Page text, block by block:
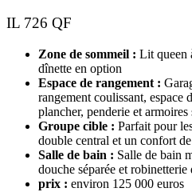
IL 726 QF
Zone de sommeil : Lit queen
dînette en option
Espace de rangement :
rangement coulissant, espace
plancher, penderie et armoires
Groupe cible : Parfait pour
double central et un confort
Salle de bain : Salle de bain
douche séparée et robinetterie
prix : environ 125 000 euros